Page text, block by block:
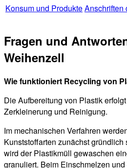
Konsum und ProdukteAnschriften
Fragen und
Weihenzell
Wie funktioniert Recycling von
Die Aufbereitung von Plastik
Zerkleinerung und Reinigung.
Im mechanischen Verfahren
Kunststoffarten zunächst
wird der Plastikmüll gewaschen
granuliert. Beim Einschmelzen